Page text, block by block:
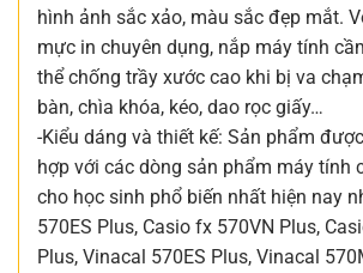
hình ảnh sắc xảo, màu sắc đẹp mắt.
mực in chuyên dụng, nắp máy tính
thể chống trầy xước cao khi bị va
bàn, chìa khóa, kéo, dao rọc giấy…
-Kiểu dáng và thiết kế: Sản phẩm
hợp với các dòng sản phẩm máy tính
cho học sinh phổ biến nhất hiện nay
570ES Plus, Casio fx 570VN Plus,
Plus, Vinacal 570ES Plus, Vinacal